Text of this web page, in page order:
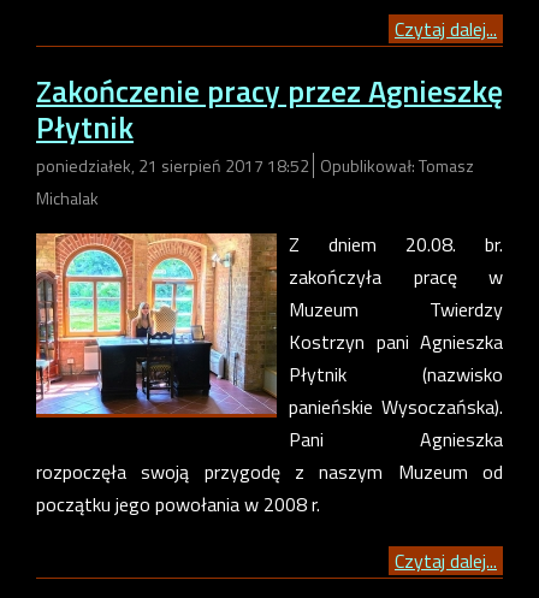
Czytaj dalej...
Zakończenie pracy przez Agnieszkę
Płytnik
poniedziałek, 21 sierpień 2017 18:52 Opublikował: Tomasz
Michalak
Z dniem 20.08. br.
zakończyła pracę w
Muzeum Twierdzy
Kostrzyn pani Agnieszka
Płytnik (nazwisko
panieńskie Wysoczańska).
Pani Agnieszka
rozpoczęła swoją przygodę z naszym Muzeum od
początku jego powołania w 2008 r.
Czytaj dalej...